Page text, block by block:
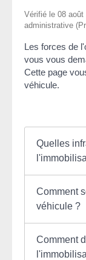
Vérifié le 08 août
administrative
Les forces de
vous vous
Cette page
véhicule.
Quelles
Comment
véhicule ?
Comment